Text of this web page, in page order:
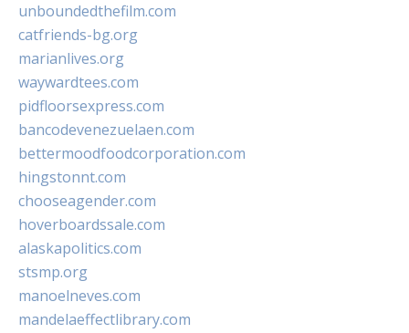
unboundedthefilm.com
catfriends-bg.org
marianlives.org
waywardtees.com
pidfloorsexpress.com
bancodevenezuelaen.com
bettermoodfoodcorporation.com
hingstonnt.com
chooseagender.com
hoverboardssale.com
alaskapolitics.com
stsmp.org
manoelneves.com
mandelaeffectlibrary.com